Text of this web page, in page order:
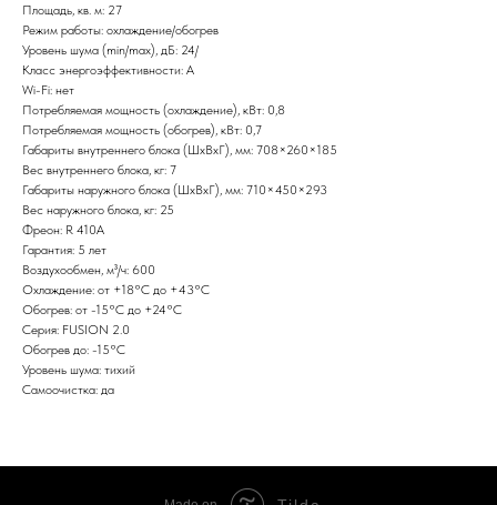
Площадь, кв. м: 27
Режим работы: охлаждение/обогрев
Уровень шума (min/max), дБ: 24/
Класс энергоэффективности: А
Wi-Fi: нет
Потребляемая мощность (охлаждение), кВт: 0,8
Потребляемая мощность (обогрев), кВт: 0,7
Габариты внутреннего блока (ШxВxГ), мм: 708×260×185
Вес внутреннего блока, кг: 7
Габариты наружного блока (ШxВxГ), мм: 710×450×293
Вес наружного блока, кг: 25
Фреон: R 410A
Гарантия: 5 лет
Воздухообмен, м³/ч: 600
Охлаждение: от +18°С до +43°С
Обогрев: от -15°С до +24°С
Серия: FUSION 2.0
Обогрев до: -15°С
Уровень шума: тихий
Самоочистка: да